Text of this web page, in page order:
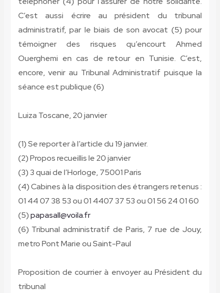
C’est aussi écrire au président du tribunal
administratif, par le biais de son avocat (5) pour
témoigner des risques qu’encourt Ahmed
Ouerghemi en cas de retour en Tunisie. C’est,
encore, venir au Tribunal Administratif puisque la
séance est publique (6)
Luiza Toscane, 20 janvier
(1) Se reporter à l’article du 19 janvier.
(2) Propos recueillis le 20 janvier
(3) 3 quai de l’Horloge, 75001 Paris
(4) Cabines à la disposition des étrangers retenus :
01 44 07 38 53 ou 01 4407 37 53 ou 01 56 24 01 60
(5)papasall@voila.fr
(6) Tribunal administratif de Paris, 7 rue de Jouy,
metro Pont Marie ou Saint-Paul
Proposition de courrier à envoyer au Président du
tribunal